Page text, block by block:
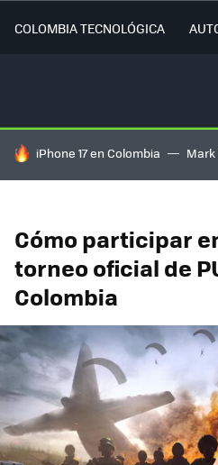
COLOMBIA TECNOLÓGICA
HOY SE HABLA DE
iPhone 17 en Colombia
Cómo participar
torneo oficial de
Colombia